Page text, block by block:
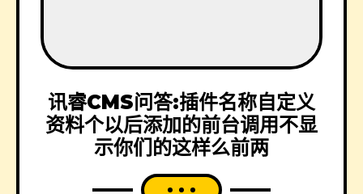
讯睿CMS问答:插件名称自定义
资料个以后添加的前台调用不显
示你们的这样么前两